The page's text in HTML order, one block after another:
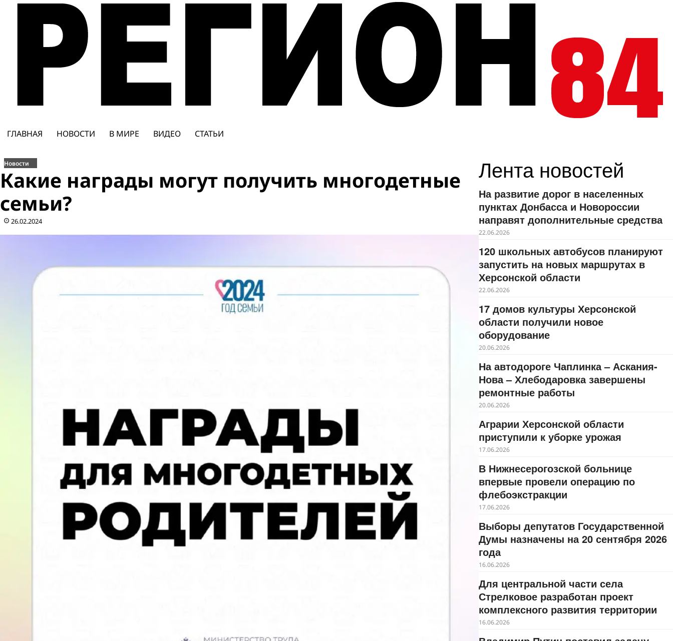
Перейти
содержимому
ГЛАВНАЯ НОВОСТИ В МИРЕ ВИДЕО СТАТЬИ
Новости
Какие награды могут получить многодетные
семьи?
26.02.2024
Лента новостей
На развитие дорог в населенных
пунктах Донбасса и Новороссии
направят дополнительные средства
22.06.2026
120 школьных автобусов планируют
запустить на новых маршрутах в
Херсонской области
22.06.2026
17 домов культуры Херсонской
области получили новое
оборудование
20.06.2026
На автодороге Чаплинка – Аскания-
Нова – Хлебодаровка завершены
ремонтные работы
20.06.2026
Аграрии Херсонской области
приступили к уборке урожая
17.06.2026
В Нижнесерогозской больнице
впервые провели операцию по
флебоэкстракции
17.06.2026
Выборы депутатов Государственной
Думы назначены на 20 сентября 2026
года
16.06.2026
Для центральной части села
Стрелковое разработан проект
комплексного развития территории
16.06.2026